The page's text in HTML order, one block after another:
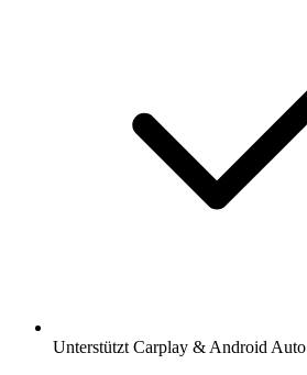
Unterstützt Carplay & Android Auto